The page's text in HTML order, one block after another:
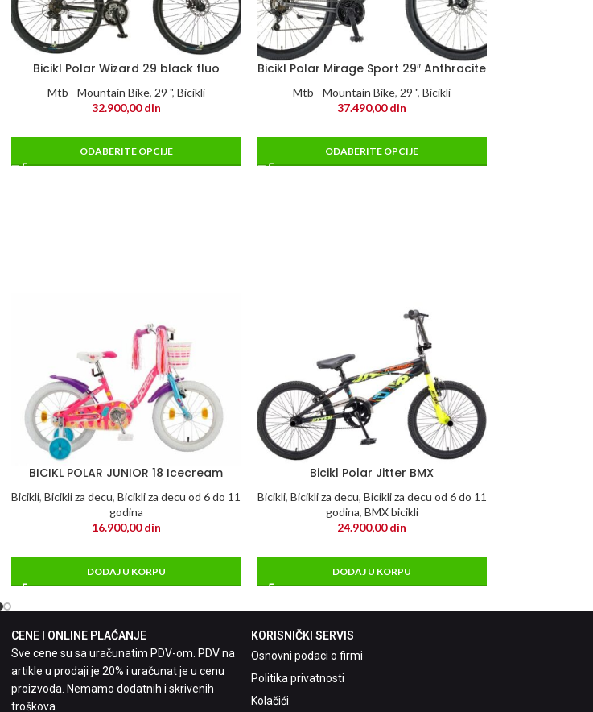
Bicikl Polar Wizard 29 black fluo
Mtb - Mountain Bike, 29 ", Bicikli
32.900,00din
ODABERITE OPCIJE
Bicikl Polar Mirage Sport 29″ Anthracite
Mtb - Mountain Bike, 29 ",Bicikli
37.490,00din
ODABERITE OPCIJE
BICIKL POLAR JUNIOR 18 Icecream
Bicikli,Bicikli za decu,Bicikli za decu od 6 do 11
godina
16.900,00din
DODAJ U KORPU
Bicikl Polar Jitter BMX
Bicikli, Bicikli za decu, Bicikli za decu od 6 do 11
godina, BMX bicikli
24.900,00din
DODAJ U KORPU
CENE I ONLINE PLAĆANJE
Sve cene su sa uračunatim PDV-om. PDV na
artikle u prodaji je 20% i uračunat je u cenu
proizvoda. Nemamo dodatnih i skrivenih
troškova.
KORISNIČKI SERVIS
Osnovni podaci o firmi
Politika privatnosti
Kolačići